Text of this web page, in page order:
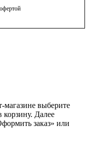
магазине выберите
корзину. Далее
заказ» или